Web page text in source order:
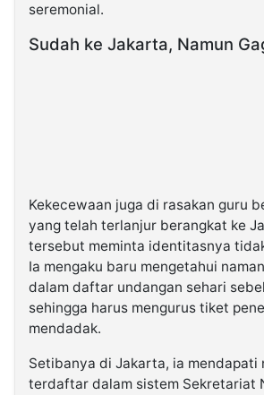
seremonial.
Sudah ke Jakarta, Namun
Kekecewaan juga di rasakan guru
yang telah terlanjur berangkat ke
tersebut meminta identitasnya
Ia mengaku baru mengetahui
dalam daftar undangan sehari
sehingga harus mengurus tiket
mendadak.
Setibanya di Jakarta, ia mendapati
terdaftar dalam sistem Sekretariat